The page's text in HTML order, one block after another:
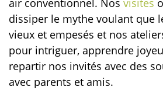
air conventionnel. Nos visites
dissiper le mythe voulant que
vieux et empesés et nos
pour intriguer, apprendre
repartir nos invités avec des
avec parents et amis.